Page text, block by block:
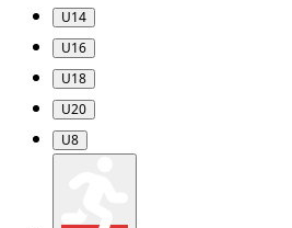
U14
U16
U18
U20
U8